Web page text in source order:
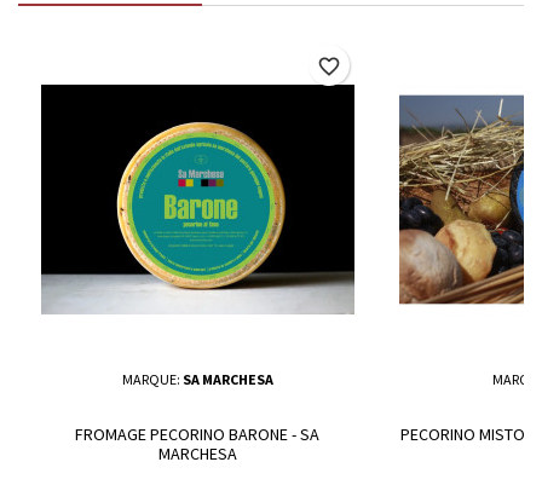
MARQUE: SA MARCHESA
FROMAGE PECORINO BARONE - SA
MARCHESA
favorite_border
PECORINO